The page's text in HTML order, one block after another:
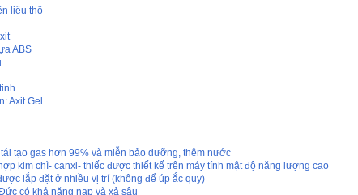
liệu thô
ABS
Axit Gel
tái tạo gas hơn 99% và miễn bảo dưỡng, thêm nước
kim chì- canxi- thiếc được thiết kế trên máy tính mật độ năng lượng cao
lắp đặt ở nhiều vị trí (không để úp ắc quy)
có khả năng nạp và xả sâu